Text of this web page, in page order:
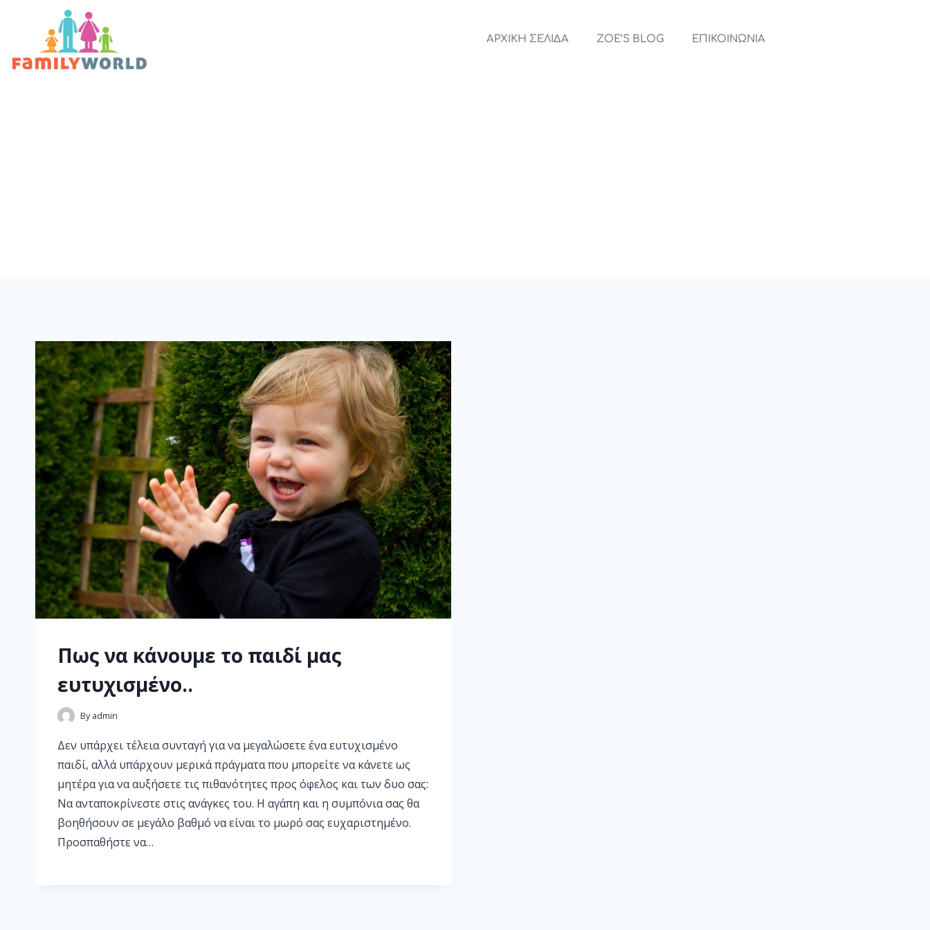
ΑΡΧΙΚΗ ΣΕΛΙΔΑ ZOE’S BLOG ΕΠΙΚΟΙΝΩΝΙΑ
Πως να κάνουμε το παιδί μας
ευτυχισμένο..
By admin
Δεν υπάρχει τέλεια συνταγή για να μεγαλώσετε ένα ευτυχισμένο
παιδί, αλλά υπάρχουν μερικά πράγματα που μπορείτε να κάνετε ως
μητέρα για να αυξήσετε τις πιθανότητες προς όφελος και των δυο σας:
Να ανταποκρίνεστε στις ανάγκες του. Η αγάπη και η συμπόνια σας θα
βοηθήσουν σε μεγάλο βαθμό να είναι το μωρό σας ευχαριστημένο.
Προσπαθήστε να…